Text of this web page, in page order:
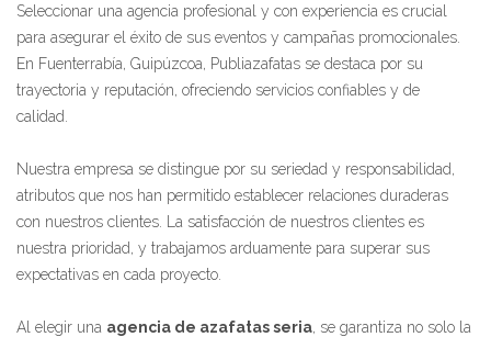
Seleccionar una agencia profesional y con experiencia es crucial
para asegurar el éxito de sus eventos y campañas promocionales.
En Fuenterrabía, Guipúzcoa, Publiazafatas se destaca por su
trayectoria y reputación, ofreciendo servicios confiables y de
calidad.
Nuestra empresa se distingue por su seriedad y responsabilidad,
atributos que nos han permitido establecer relaciones duraderas
con nuestros clientes. La satisfacción de nuestros clientes es
nuestra prioridad, y trabajamos arduamente para superar sus
expectativas en cada proyecto.
Al elegir una agencia de azafatas seria , se garantiza no solo la